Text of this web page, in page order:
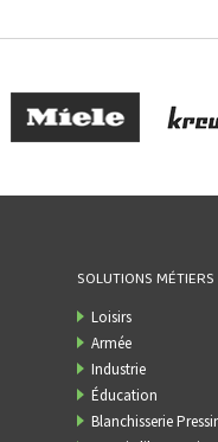
SOLUTIONS MÉTIERS
Loisirs
Armée
Industrie
Éducation
Blanchisserie